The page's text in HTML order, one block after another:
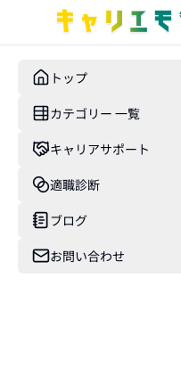
トップ
カテゴリー 一覧
キャリアサポート
適職診断
ブログ
お問い合わせ